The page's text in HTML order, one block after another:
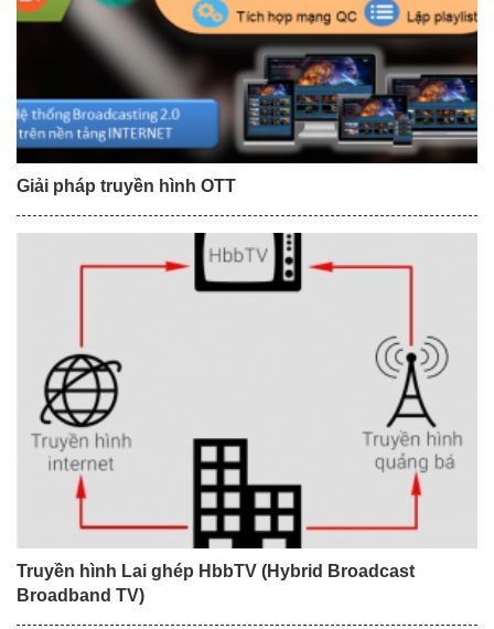
Giải pháp truyền hình OTT
Truyền hình Lai ghép HbbTV (Hybrid Broadcast
Broadband TV)